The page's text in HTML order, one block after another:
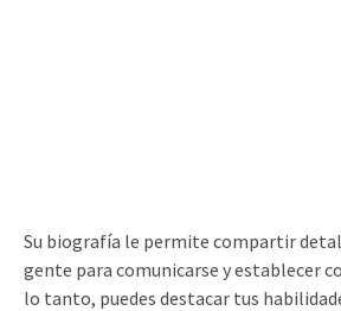
Su biografía le permite compartir
gente para comunicarse y establecer
lo tanto, puedes destacar tus